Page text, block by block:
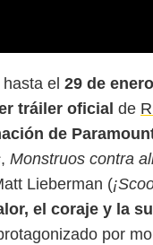
el 29 de
tráiler oficial de
de
, Monstruos contra
Lieberman (
el coraje y la
por